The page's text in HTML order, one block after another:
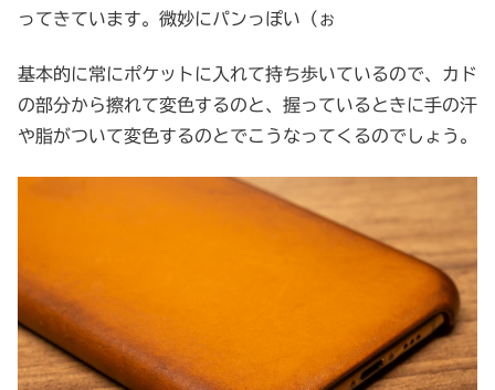
ってきています。微妙にパンっぽい（ぉ
基本的に常にポケットに入れて持ち歩いているので、カド
の部分から擦れて変色するのと、握っているときに手の汗
や脂がついて変色するのとでこうなってくるのでしょう。